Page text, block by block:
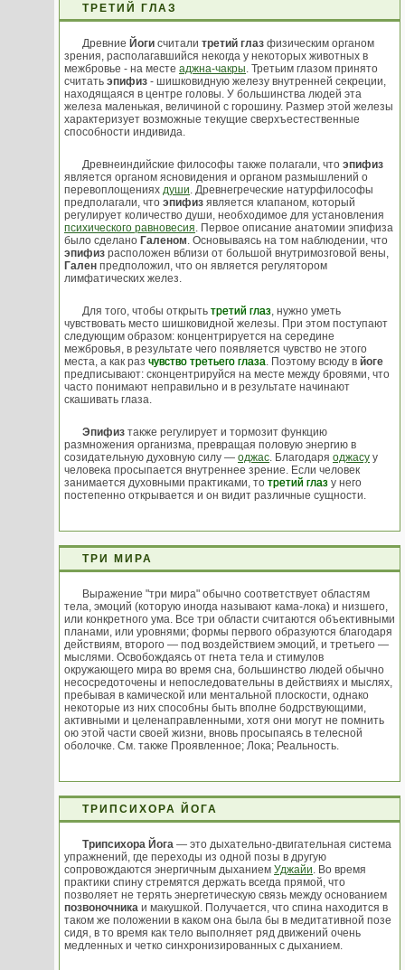
ТРЕТИЙ ГЛАЗ
Древние Йоги считали третий глаз физическим органом
зрения, располагавшийся некогда у некоторых животных в
межбровье - на месте аджна-чакры . Третьим глазом принято
считать эпифиз - шишковидную железу внутренней секреции,
находящаяся в центре головы. У большинства людей эта
железа маленькая, величиной с горошину. Размер этой железы
характеризует возможные текущие сверхъестественные
способности индивида.
Древнеиндийские философы также полагали, что эпифиз
является органом ясновидения и органом размышлений о
перевоплощениях души . Древнегреческие натурфилософы
предполагали, что эпифиз является клапаном, который
регулирует количество души, необходимое для установления
психического равновесия . Первое описание анатомии эпифиза
было сделано Галеном . Основываясь на том наблюдении, что
эпифиз расположен вблизи от большой внутримозговой вены,
Гален предположил, что он является регулятором
лимфатических желез.
Для того, чтобы открыть третий глаз , нужно уметь
чувствовать место шишковидной железы. При этом поступают
следующим образом: концентрируется на середине
межбровья, в результате чего появляется чувство не этого
места, а как раз чувство третьего глаза . Поэтому всюду в йоге
предписывают: сконцентрируйся на месте между бровями, что
часто понимают неправильно и в результате начинают
скашивать глаза.
Эпифиз также регулирует и тормозит функцию
размножения организма, превращая половую энергию в
созидательную духовную силу — оджас . Благодаря оджасу у
человека просыпается внутреннее зрение. Если человек
занимается духовными практиками, то третий глаз у него
постепенно открывается и он видит различные сущности.
ТРИ МИРА
Выражение "три мира" обычно соответствует областям
тела, эмоций (которую иногда называют кама-лока) и низшего,
или конкретного ума. Все три области считаются объективными
планами, или уровнями; формы первого образуются благодаря
действиям, второго — под воздействием эмоций, и третьего —
мыслями. Освобождаясь от гнета тела и стимулов
окружающего мира во время сна, большинство людей обычно
несосредоточены и непоследовательны в действиях и мыслях,
пребывая в камической или ментальной плоскости, однако
некоторые из них способны быть вполне бодрствующими,
активными и целенаправленными, хотя они могут не помнить
ою этой части своей жизни, вновь просыпаясь в телесной
оболочке. См. также Проявленное; Лока; Реальность.
ТРИПСИХОРА ЙОГА
Трипсихора Йога — это дыхательно-двигательная система
упражнений, где переходы из одной позы в другую
сопровождаются энергичным дыханием Уджайи . Во время
практики спину стремятся держать всегда прямой, что
позволяет не терять энергетическую связь между основанием
позвоночника и макушкой. Получается, что спина находится в
таком же положении в каком она была бы в медитативной позе
сидя, в то время как тело выполняет ряд движений очень
медленных и четко синхронизированных с дыханием.